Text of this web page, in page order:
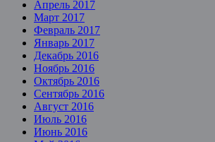
Апрель 2017
Март 2017
Февраль 2017
Январь 2017
Декабрь 2016
Ноябрь 2016
Октябрь 2016
Сентябрь 2016
Август 2016
Июль 2016
Июнь 2016